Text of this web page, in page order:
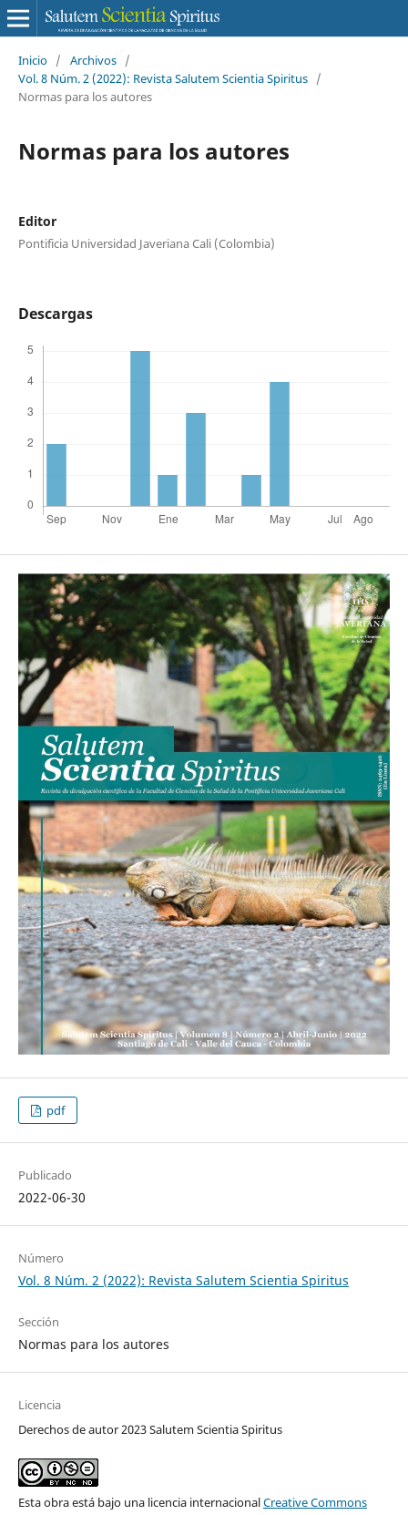
Inicio / Archivos /
Vol. 8 Núm. 2 (2022): Revista Salutem Scientia Spiritus /
Normas para los autores
Normas para los autores
Editor
Pontificia Universidad Javeriana Cali (Colombia)
Descargas
pdf
Publicado
2022-06-30
Número
Vol. 8 Núm. 2 (2022): Revista Salutem Scientia Spiritus
Sección
Normas para los autores
Licencia
Derechos de autor 2023 Salutem Scientia Spiritus
Esta obra está bajo una licencia internacionalCreative Commons